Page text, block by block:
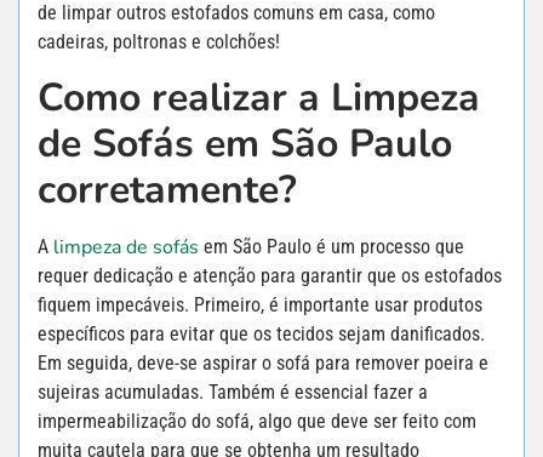
de limpar outros estofados comuns em casa, como
cadeiras, poltronas e colchões!
Como realizar a Limpeza
de Sofás em São Paulo
corretamente?
A limpeza de sofás em São Paulo é um processo que
requer dedicação e atenção para garantir que os estofados
fiquem impecáveis. Primeiro, é importante usar produtos
específicos para evitar que os tecidos sejam danificados.
Em seguida, deve-se aspirar o sofá para remover poeira e
sujeiras acumuladas. Também é essencial fazer a
impermeabilização do sofá, algo que deve ser feito com
muita cautela para que se obtenha um resultado